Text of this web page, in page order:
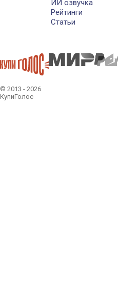
ИИ озвучка
Рейтинги
Статьи
© 2013 - 2026
КупиГолос